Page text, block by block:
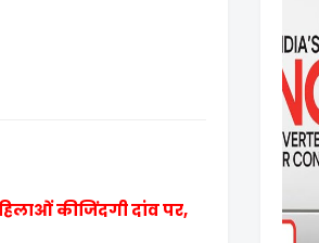
कीजिंदगी दांव पर,